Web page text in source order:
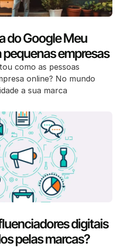
do Google Meu
pequenas empresas
como as pessoas
online? No mundo
a sua marca
digitais
pelas marcas?